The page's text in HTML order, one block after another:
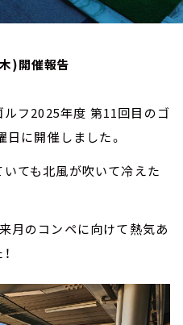
開催報告
フ2025年度 第11回目のゴ
日に開催しました。
ても北風が吹いて冷えた
月のコンペに向けて熱気あ